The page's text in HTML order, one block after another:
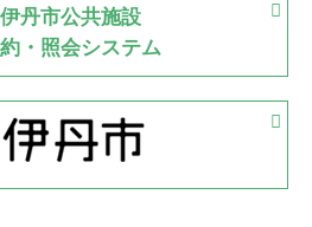
ル大会が開催
トン競技の部
伊丹市公共施設
・照会システム